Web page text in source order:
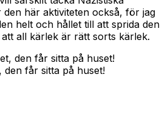
här aktiviteten också, för jag
helt och hållet till att sprida den
all kärlek är rätt sorts kärlek.
den får sitta på huset!